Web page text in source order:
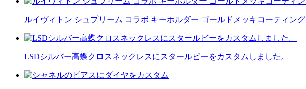
ルイヴィトン シュプリーム コラボ キーホルダー ゴールドメッキコーティング
LSDシルバー高蝶クロスネックレスにスタールビーをカスタムしました。